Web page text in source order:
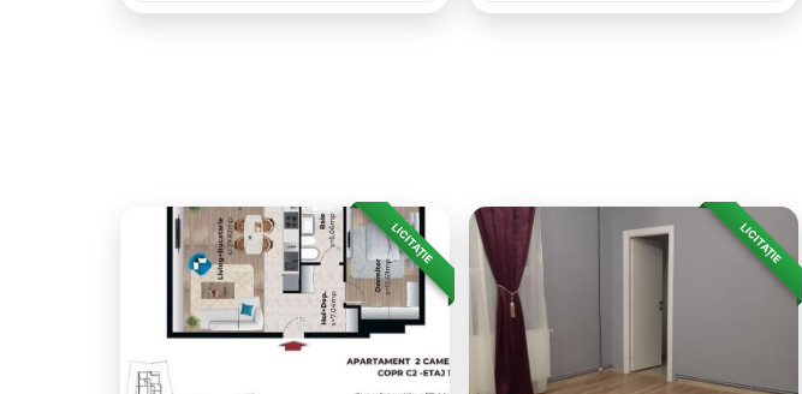
LICITAȚIE LICITAȚIE